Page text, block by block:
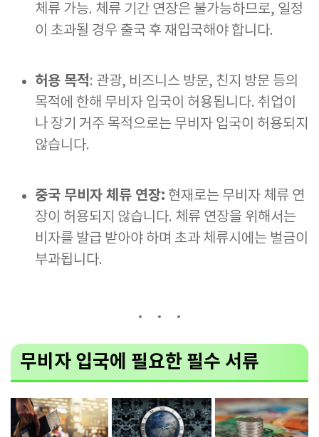
체류 가능. 체류 기간 연장은 불가능하므로, 일정
이 초과될 경우 출국 후 재입국해야 합니다.
허용 목적: 관광, 비즈니스 방문, 친지 방문 등의
목적에 한해 무비자 입국이 허용됩니다. 취업이
나 장기 거주 목적으로는 무비자 입국이 허용되지
않습니다.
중국 무비자 체류 연장: 현재로는 무비자 체류 연
장이 허용되지 않습니다. 체류 연장을 위해서는
비자를 발급 받아야 하며 초과 체류시에는 벌금이
부과됩니다.
무비자 입국에 필요한 필수 서류